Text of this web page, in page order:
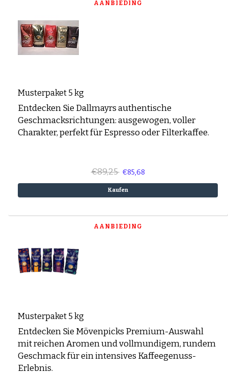
AANBIEDING
Musterpaket 5 kg
Entdecken Sie Dallmayrs authentische
Geschmacksrichtungen: ausgewogen, voller
Charakter, perfekt für Espresso oder Filterkaffee.
€89,25 €85,68
Kaufen
AANBIEDING
Musterpaket 5 kg
Entdecken Sie Mövenpicks Premium-Auswahl
mit reichen Aromen und vollmundigem, rundem
Geschmack für ein intensives Kaffeegenuss-
Erlebnis.